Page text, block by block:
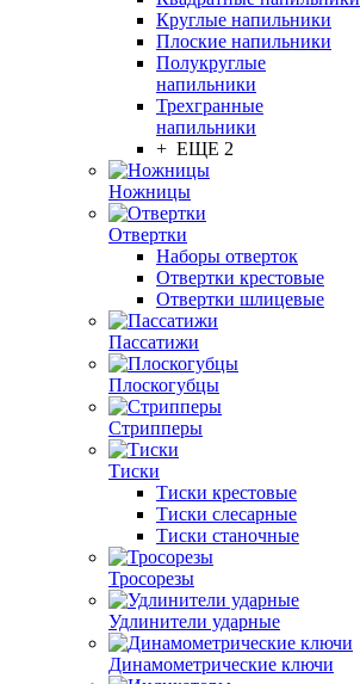
Круглые напильники
Плоские напильники
Полукруглые
напильники
Трехгранные
напильники
+ ЕЩЕ 2
Ножницы
Отвертки
Наборы отверток
Отвертки крестовые
Отвертки шлицевые
Пассатижи
Плоскогубцы
Стрипперы
Тиски
Тиски крестовые
Тиски слесарные
Тиски станочные
Тросорезы
Удлинители ударные
Динамометрические ключи